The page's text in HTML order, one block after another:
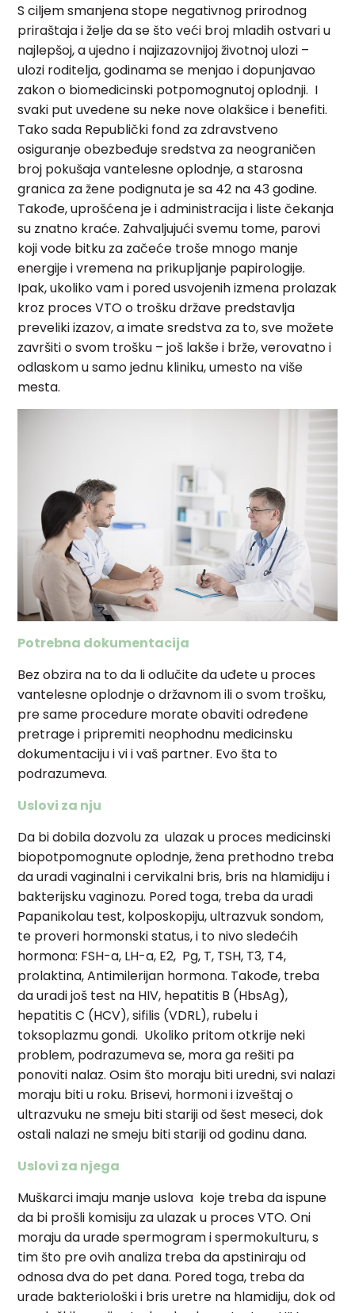
S ciljem smanjena stope negativnog prirodnog
priraštaja i želje da se što veći broj mladih ostvari u
najlepšoj, a ujedno i najizazovnijoj životnoj ulozi –
ulozi roditelja, godinama se menjao i dopunjavao
zakon o biomedicinski potpomognutoj oplodnji. I
svaki put uvedene su neke nove olakšice i benefiti.
Tako sada Republički fond za zdravstveno
osiguranje obezbeđuje sredstva za neograničen
broj pokušaja vantelesne oplodnje, a starosna
granica za žene podignuta je sa 42 na 43 godine.
Takođe, uprošćena je i administracija i liste čekanja
su znatno kraće. Zahvaljujući svemu tome, parovi
koji vode bitku za začeće troše mnogo manje
energije i vremena na prikupljanje papirologije.
Ipak, ukoliko vam i pored usvojenih izmena prolazak
kroz proces VTO o trošku države predstavlja
preveliki izazov, a imate sredstva za to, sve možete
završiti o svom trošku – još lakše i brže, verovatno i
odlaskom u samo jednu kliniku, umesto na više
mesta.
Potrebna dokumentacija
Bez obzira na to da li odlučite da uđete u proces
vantelesne oplodnje o državnom ili o svom trošku,
pre same procedure morate obaviti određene
pretrage i pripremiti neophodnu medicinsku
dokumentaciju i vi i vaš partner. Evo šta to
podrazumeva.
Uslovi za nju
Da bi dobila dozvolu za ulazak u proces medicinski
biopotpomognute oplodnje, žena prethodno treba
da uradi vaginalni i cervikalni bris, bris na hlamidiju i
bakterijsku vaginozu. Pored toga, treba da uradi
Papanikolau test, kolposkopiju, ultrazvuk sondom,
te proveri hormonski status, i to nivo sledećih
hormona: FSH-a, LH-a, E2, Pg, T, TSH, T3, T4,
prolaktina, Antimilerijan hormona. Takođe, treba
da uradi još test na HIV, hepatitis B (HbsAg),
hepatitis C (HCV), sifilis (VDRL), rubelu i
toksoplazmu gondi. Ukoliko pritom otkrije neki
problem, podrazumeva se, mora ga rešiti pa
ponoviti nalaz. Osim što moraju biti uredni, svi nalazi
moraju biti u roku. Brisevi, hormoni i izveštaj o
ultrazvuku ne smeju biti stariji od šest meseci, dok
ostali nalazi ne smeju biti stariji od godinu dana.
Uslovi za njega
Muškarci imaju manje uslova koje treba da ispune
da bi prošli komisiju za ulazak u proces VTO. Oni
moraju da urade spermogram i spermokulturu, s
tim što pre ovih analiza treba da apstiniraju od
odnosa dva do pet dana. Pored toga, treba da
urade bakteriološki i bris uretre na hlamidiju, dok od